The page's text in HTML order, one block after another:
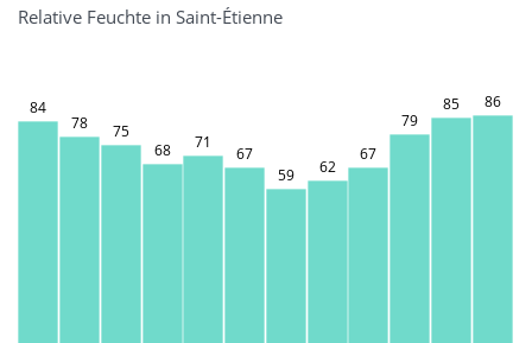
Relative Feuchte in Saint-Étienne
84
78
75
68
71
67
59
62
67
79
85 86